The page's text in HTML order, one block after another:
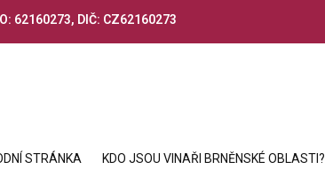
62160273, DIČ: CZ62160273
STRÁNKA KDO JSOU VINAŘI BRNĚNSKÉ OBLASTI?